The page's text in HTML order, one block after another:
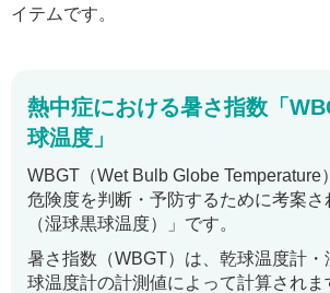
イテムです。
熱中症における暑さ指数「
球温度」
WBGT（Wet Bulb Globe Temperature
危険度を判断・予防するために考案さ
（湿球黒球温度）」です。
暑さ指数（WBGT）は、乾球温度計
球温度計の計測値によって計算されま